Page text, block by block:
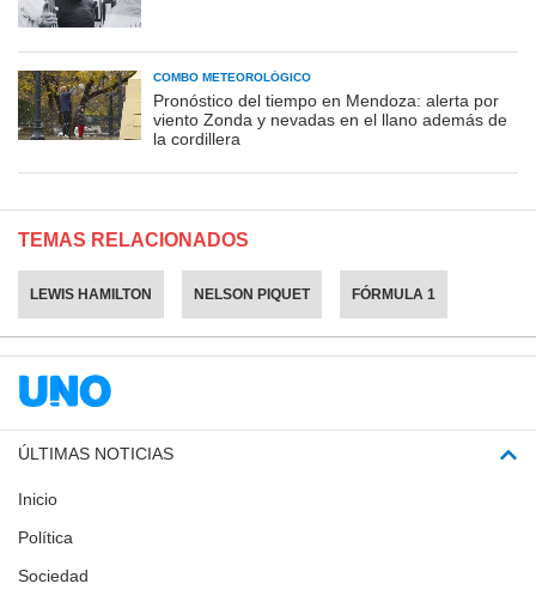
COMBO METEOROLÓGICO
Pronóstico del tiempo en Mendoza: alerta por
viento Zonda y nevadas en el llano además de
la cordillera
TEMAS RELACIONADOS
LEWIS HAMILTON NELSON PIQUET FÓRMULA 1
ÚLTIMAS NOTICIAS
Inicio
Política
Sociedad